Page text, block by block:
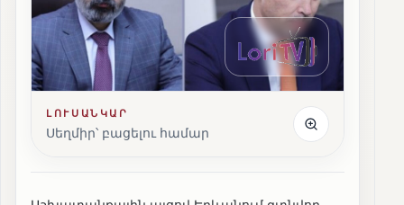
ԼՈՒՍԱՆԿԱՐ
Սեղմիր՝ բացելու համար